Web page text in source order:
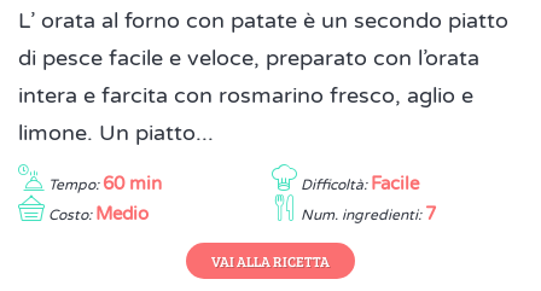
L’ orata al forno con patate è un secondo piatto
di pesce facile e veloce, preparato con l’orata
intera e farcita con rosmarino fresco, aglio e
limone. Un piatto...
Tempo: 60 min Difficoltà: Facile
Costo: Medio Num. ingredienti: 7
VAI ALLA RICETTA